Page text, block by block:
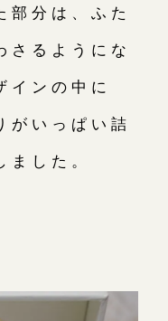
部分は、ふた
さるようにな
インの中に
がいっぱい詰
した。